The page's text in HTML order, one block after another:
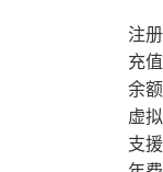
注
充
余
虚
支